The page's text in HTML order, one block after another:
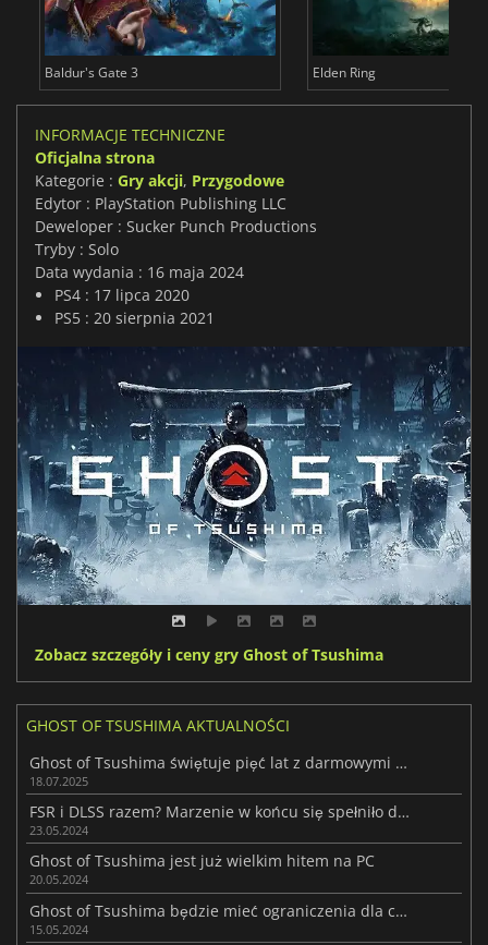
Baldur's Gate 3 Elden Ring
INFORMACJE TECHNICZNE
Oficjalna strona
Kategorie : Gry akcji, Przygodowe
Edytor : PlayStation Publishing LLC
Deweloper : Sucker Punch Productions
Tryby : Solo
Data wydania : 16 maja 2024
PS4 : 17 lipca 2020
PS5 : 20 sierpnia 2021
Zobacz szczegóły i ceny gry Ghost of Tsushima
GHOST OF TSUSHIMA AKTUALNOŚCI
Ghost of Tsushima świętuje pięć lat z darmowymi awatarami PSN
18.07.2025
FSR i DLSS razem? Marzenie w końcu się spełniło dzięki Ghost of Tsushima
23.05.2024
Ghost of Tsushima jest już wielkim hitem na PC
20.05.2024
Ghost of Tsushima będzie mieć ograniczenia dla crossplayu na PC
15.05.2024